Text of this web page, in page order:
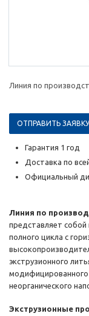
Линия по
ОТПРАВИТЬ ЗАЯВКУ
Гарантия 1 год
Доставка по
Официальный
Линия по
представляет
полного цикла с
экструзионного
модифицированного
неорганического
Экструзионные